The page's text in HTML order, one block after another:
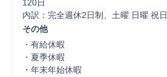
120日
内訳：完全週休2日制、土曜 日曜 祝日
その他
・有給休暇
・夏季休暇
・年末年始休暇